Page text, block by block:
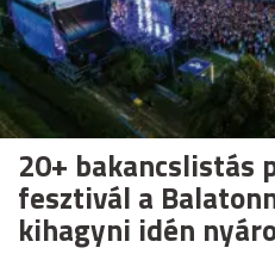
20+ bakancslistás
fesztivál a
kihagyni idén